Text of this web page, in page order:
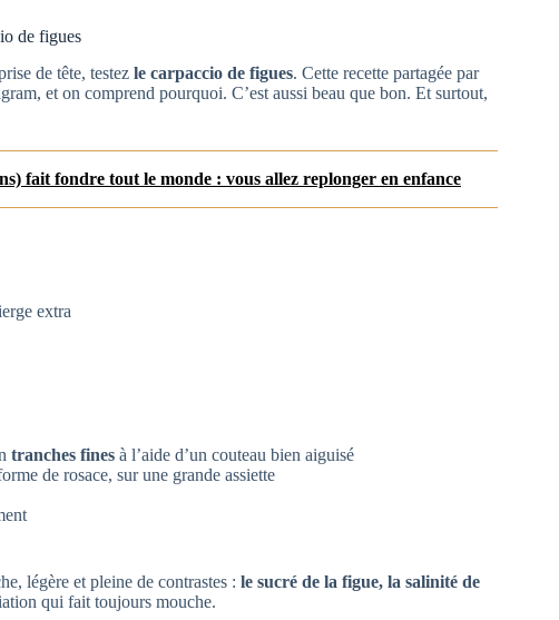
de figues
de tête, testez le carpaccio de figues. Cette recette partagée par
et on comprend pourquoi. C’est aussi beau que bon. Et surtout,
fait fondre tout le monde : vous allez replonger en enfance
extra
tranches fines à l’aide d’un couteau bien aiguisé
de rosace, sur une grande assiette
légère et pleine de contrastes : le sucré de la figue, la salinité de
qui fait toujours mouche.